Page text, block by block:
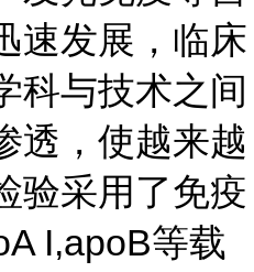
速发展，临床
科与技术之间
透，使越来越
验采用了免疫
I,apoB等载